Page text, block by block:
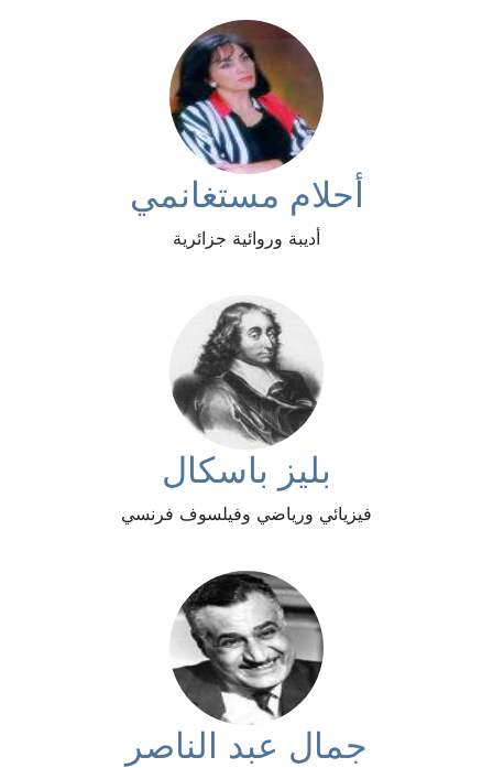
أحلام مستغانمي
أديبة وروائية جزائرية
بليز باسكال
فيزيائي ورياضي وفيلسوف فرنسي
جمال عبد الناصر